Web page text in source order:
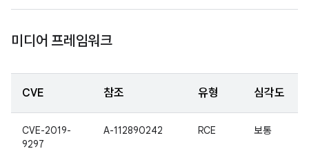
미디어 프레임워크
CVE 참조 유형 심각도
CVE-2019-
9297
A-112890242 RCE 보통